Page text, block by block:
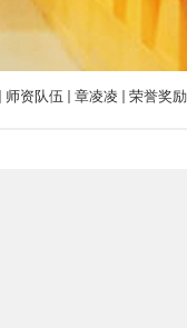
师资队伍 章凌凌 荣誉奖励